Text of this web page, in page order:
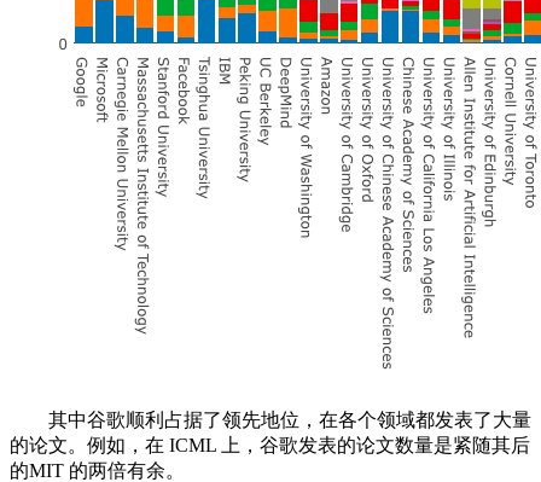
其中谷歌顺利占据了领先地位，在各个领域都发表了大量
的论文。例如，在 ICML 上，谷歌发表的论文数量是紧随其后
的MIT 的两倍有余。